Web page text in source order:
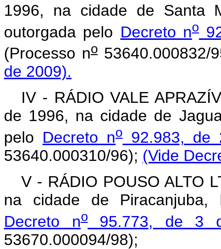
1996, na cidade de Santa
outorgada pelo Decreto no
(Processo no53640.000832/
de 2009).
IV - RÁDIO VALE
de 1996, na cidade de
pelo Decreto no92.983, de
53640.000310/96); (Vide
V - RÁDIO POUSO ALTO
na cidade de Piracanjuba,
Decreto no95.773, de 3
53670.000094/98);